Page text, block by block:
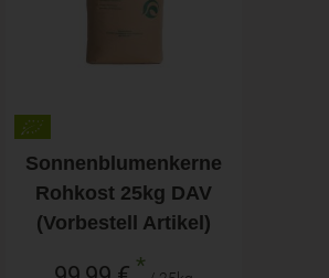
Sonnenblumenkerne
Rohkost 25kg DAV
(Vorbestell Artikel)
*